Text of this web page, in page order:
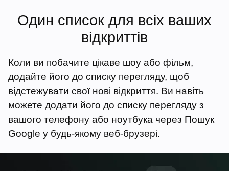
Один список для всіх ваших
відкриттів
Коли ви побачите цікаве шоу або фільм,
додайте його до списку перегляду, щоб
відстежувати свої нові відкриття. Ви навіть
можете додати його до списку перегляду з
вашого телефону або ноутбука через Пошук
Google у будь-якому веб-брузері.